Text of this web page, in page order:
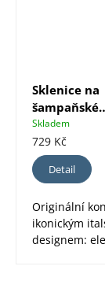
Sklenice na
šampaňské
Trebonn
2 ks
Skladem
729 Kč
Detail
Originální
ikonickým
designem: